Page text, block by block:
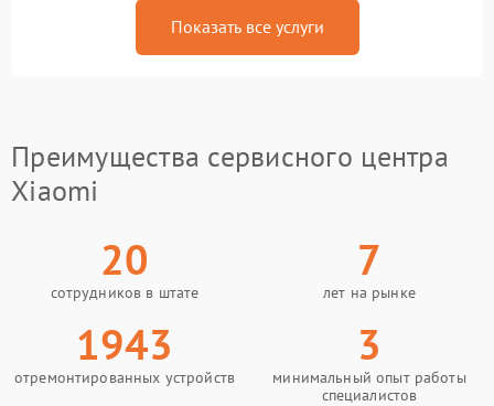
Показать все услуги
Преимущества сервисного центра
Xiaomi
20
сотрудников в штате
7
лет на рынке
1943
отремонтированных устройств
3
минимальный опыт работы
специалистов